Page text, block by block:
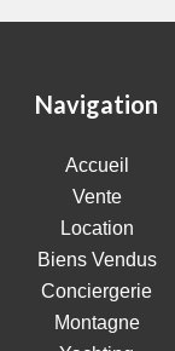
Navigation
Accueil
Vente
Location
Biens Vendus
Conciergerie
Montagne